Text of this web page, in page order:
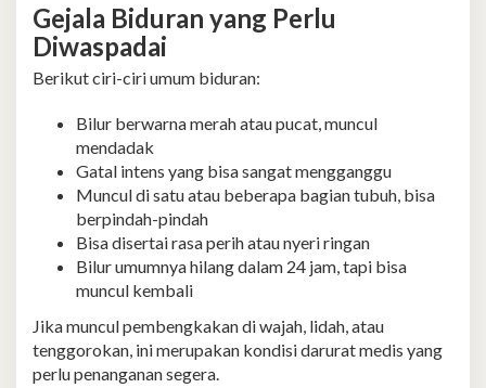
Gejala Biduran yang Perlu
Diwaspadai
Berikut ciri-ciri umum biduran:
Bilur berwarna merah atau pucat, muncul
mendadak
Gatal intens yang bisa sangat mengganggu
Muncul di satu atau beberapa bagian tubuh, bisa
berpindah-pindah
Bisa disertai rasa perih atau nyeri ringan
Bilur umumnya hilang dalam 24 jam, tapi bisa
muncul kembali
Jika muncul pembengkakan di wajah, lidah, atau
tenggorokan, ini merupakan kondisi darurat medis yang
perlu penanganan segera.